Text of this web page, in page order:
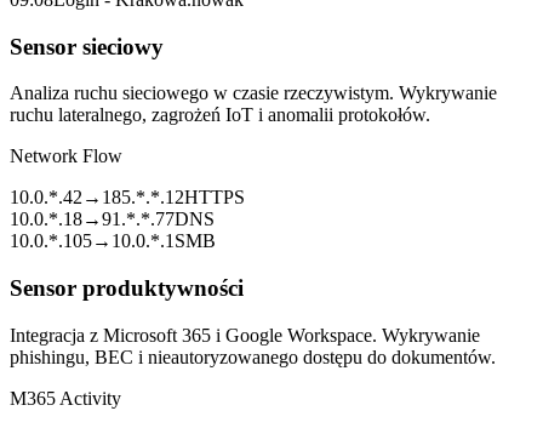
Sensor sieciowy
Analiza ruchu sieciowego w czasie rzeczywistym. Wykrywanie
ruchu lateralnego, zagrożeń IoT i anomalii protokołów.
Network Flow
10.0.*.42→ 185.*.*.12HTTPS
10.0.*.18→91.*.*.77DNS
10.0.*.105→ 10.0.*.1SMB
Sensor produktywności
Integracja z Microsoft 365 i Google Workspace. Wykrywanie
phishingu, BEC i nieautoryzowanego dostępu do dokumentów.
M365 Activity